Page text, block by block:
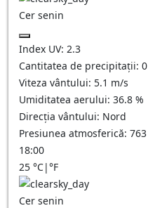
Cer senin
Index UV: 2.3
Cantitatea de precipitații: 0
Viteza vântului: 5.1 m/s
Umiditatea aerului: 36.8 %
Direcția vântului: Nord
Presiunea atmosferică: 763
18:00
25 °C|°F
Cer senin